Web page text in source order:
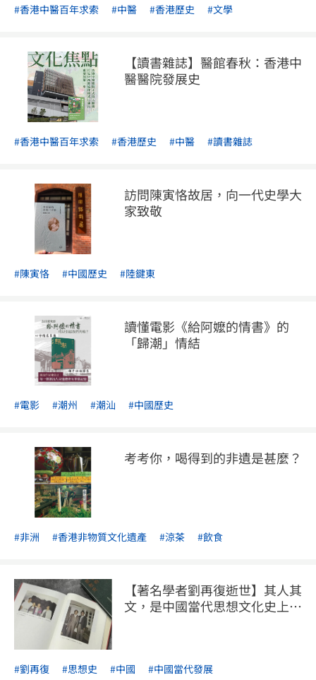
一名母親是如何有了這般的歪理呢？ 這是出於母愛嗎？
就是自己的一部分』。這就是所謂『二重自我』，孩子
是自我的擴展。 個體，可能受制於社化而壓制自私，但
當父母有了以愛之名，便可以堅定將『二重自我』視為
宇宙的中心。哪怕是侵犯了他人的利益，只要是對孩子
有益，父母都可以自以為理直氣壯地去實行。其實，那
樹郭橐駝傳〉。柳宗元寫到，有一位善於種樹的農夫，
他的種樹之道是『順木之天，以致其性』，即順應樹木
生長的天性，讓它按照自身的習性發展。那豈不是放任
自流嗎？非也，因為這農夫同時強調要照顧好樹苗的
性、特質、強弱，好以提供適當的土壤，並在這前提
其實害之；雖曰憂之，其實仇之』。」 有些時候，我們
難免會對父母的做法感到不解，甚至心生委屈。但若能
將一時的感受放下，換個角度去理解父母的愛，那便是
回應這份養育之恩的最好禮物了。 《蝸牛角上問古人》
價：港幣128元 按此立即試閱
#香港中醫百年求索 #中醫 #香港歷史 #文學
【讀書雜誌】醫館春秋：香港中
醫醫院發展史
#香港中醫百年求索 #香港歷史 #中醫 #讀書雜誌
訪問陳寅恪故居，向一代史學大
家致敬
#陳寅恪 #中國歷史 #陸鍵東
讀懂電影《給阿嬤的情書》的
「歸潮」情結
#電影 #潮州 #潮汕 #中國歷史
考考你，喝得到的非遺是甚麼？
#非洲 #香港非物質文化遺產 #涼茶 #飲食
【著名學者劉再復逝世】其人其
文，是中國當代思想文化史上一
#劉再復 #思想史 #中國 #中國當代發展